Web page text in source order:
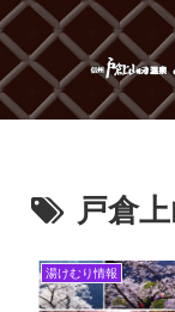
戸倉
湯けむり情報